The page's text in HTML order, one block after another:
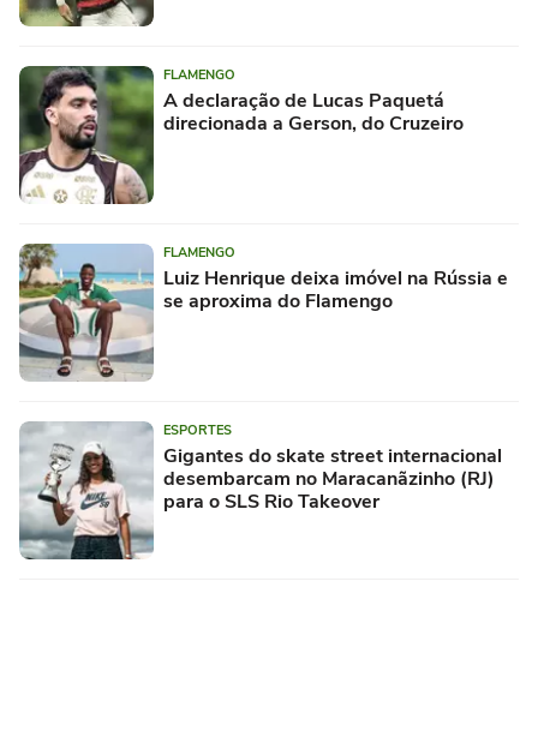
FLAMENGO
A declaração de Lucas Paquetá
direcionada a Gerson, do Cruzeiro
FLAMENGO
Luiz Henrique deixa imóvel na Rússia e
se aproxima do Flamengo
ESPORTES
Gigantes do skate street internacional
desembarcam no Maracanãzinho (RJ)
para o SLS Rio Takeover